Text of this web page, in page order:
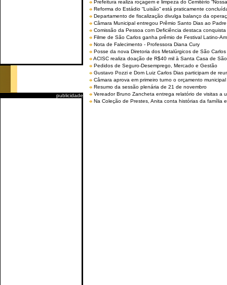
publicidade
Prefeitura realiza roçagem e limpeza do Cemitério
Reforma do Estádio “Luisão” está praticamente
Departamento de fiscalização divulga balanço da
Câmara Municipal entregou Prêmio Santo Dias ao
Comissão da Pessoa com Deficiência destaca
Filme de São Carlos ganha prêmio de Festival Latino-
Nota de Falecimento - Professora Diana Cury
Posse da nova Diretoria dos Metalúrgicos de São
ACISC realiza doação de R$40 mil à Santa Casa de
Pedidos de Seguro-Desemprego, Mercado e Gestão
Gustavo Pozzi e Dom Luiz Carlos Dias participam de
Câmara aprova em primeiro turno o orçamento
Resumo da sessão plenária de 21 de novembro
Vereador Bruno Zancheta entrega relatório de visitas a
Na Coleção de Prestes, Anita conta histórias da família